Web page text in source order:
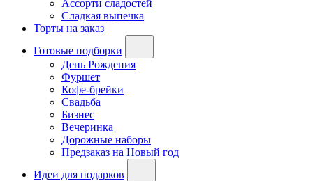
Ассорти сладостей
Сладкая выпечка
Торты на заказ
Готовые подборки
День Рождения
Фуршет
Кофе-брейки
Свадьба
Бизнес
Вечеринка
Дорожные наборы
Предзаказ на Новый год
Идеи для подарков